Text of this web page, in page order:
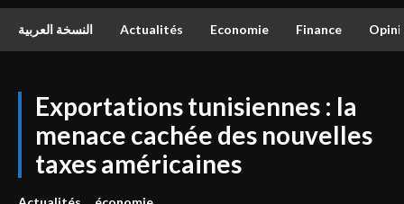
النسخة العربية Actualités Economie Finance
Exportations tunisiennes : la
menace cachée des nouvelles
taxes américaines